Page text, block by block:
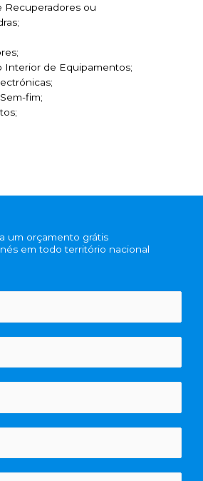
Recuperadores ou
Interior de Equipamentos;
fim;
um orçamento grátis
em todo território nacional